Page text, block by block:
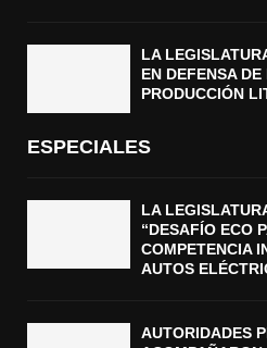
LA
EN DEFENSA
PRODUCCIÓN
ESPECIALES
LA
“DESAFÍO ECO
COMPETENCIA
AUTOS
AUTORIDADES